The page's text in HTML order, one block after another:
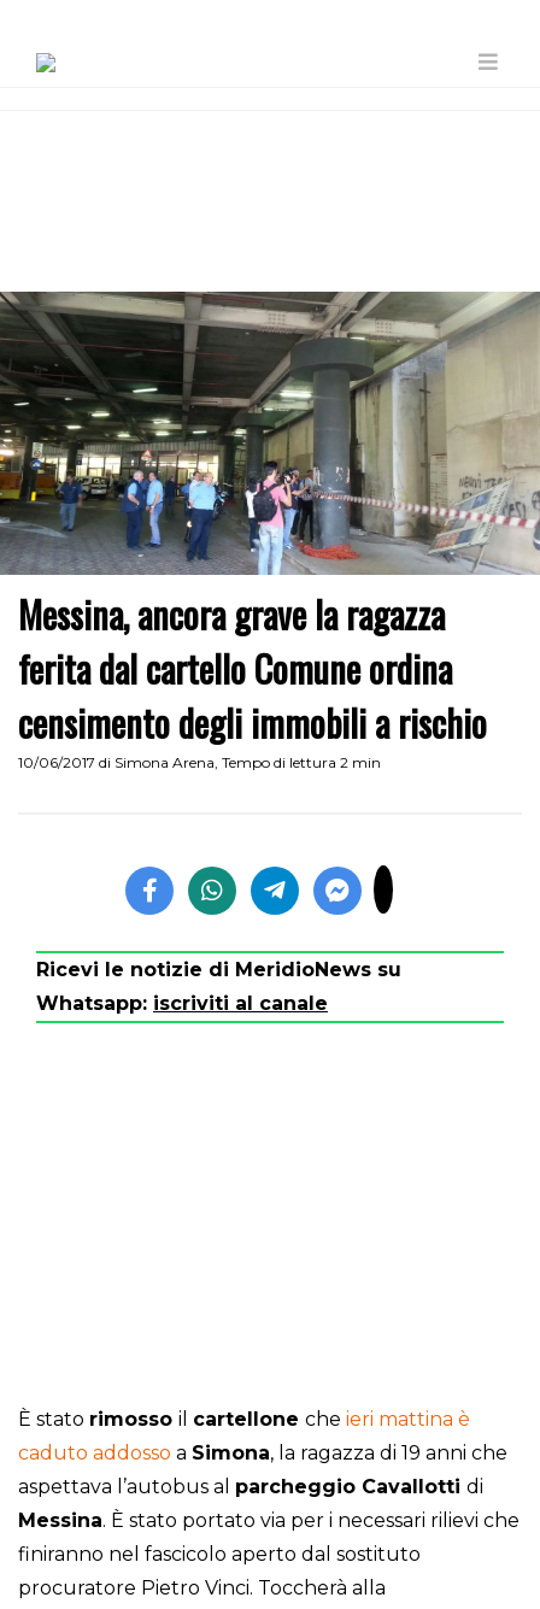
Messina, ancora grave la ragazza
ferita dal cartello Comune ordina
censimento degli immobili a rischio
10/06/2017 di Simona Arena, Tempo di lettura 2 min
Ricevi le notizie di MeridioNews su
Whatsapp: iscriviti al canale
È stato rimosso il cartellone che ieri mattina è
caduto addosso a Simona, la ragazza di 19 anni che
aspettava l’autobus al parcheggio Cavallotti di
Messina. È stato portato via per i necessari rilievi che
finiranno nel fascicolo aperto dal sostituto
procuratore Pietro Vinci. Toccherà alla